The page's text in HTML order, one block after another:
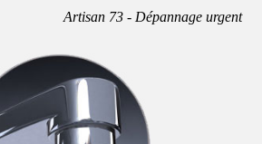
Artisan 73 - Dépannage urgent